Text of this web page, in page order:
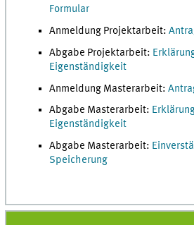
Formular
Anmeldung Projektarbeit:
Abgabe Projektarbeit:
Eigenständigkeit
Anmeldung Masterarbeit:
Abgabe Masterarbeit:
Eigenständigkeit
Abgabe Masterarbeit:
Speicherung